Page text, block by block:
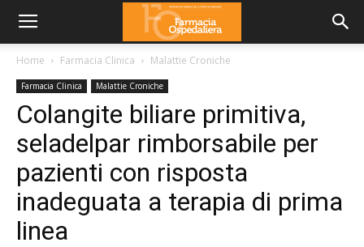
Home Farmacia Clinica Malattie Croniche
Farmacia Clinica Malattie Croniche
Colangite biliare primitiva,
seladelpar rimborsabile per
pazienti con risposta
inadeguata a terapia di prima
linea